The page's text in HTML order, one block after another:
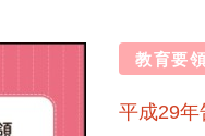
教育要
平成29年